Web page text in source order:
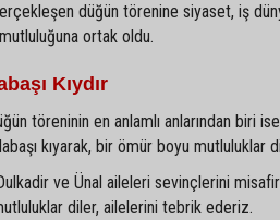
düğün törenine siyaset, iş
ortak oldu.
Kıydır
töreninin en anlamlı anlarından biri
kıyarak, bir ömür boyu
ve Ünal aileleri sevinçlerini
diler, ailelerini tebrik ederiz.